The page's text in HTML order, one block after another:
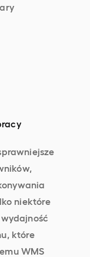
niektóre
które
WMS